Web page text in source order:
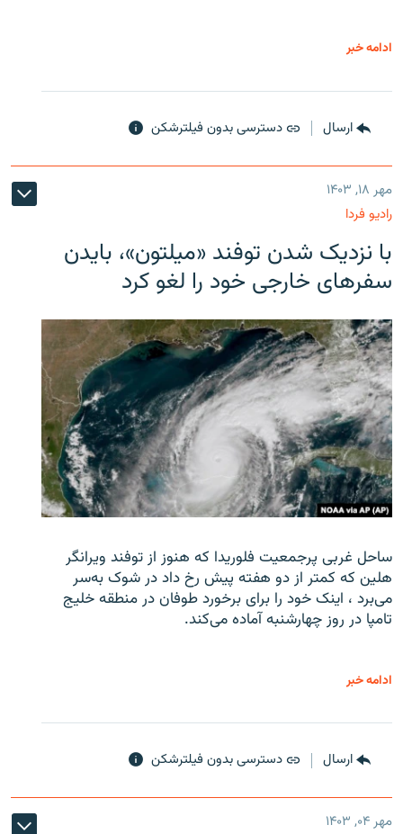
ادامه خبر
ارسال دسترسی بدون فیلترشکن
مهر ۱۸, ۱۴۰۳
رادیو فردا
با نزدیک شدن توفند «میلتون»، بایدن
سفرهای خارجی خود را لغو کرد
ساحل غربی پرجمعیت فلوریدا که هنوز از توفند ویرانگر
هلین که کمتر از دو هفته پیش رخ داد در شوک به‌سر
می‌برد ، اینک خود را برای برخورد طوفان در منطقه خلیج
تامپا در روز چهارشنبه آماده می‌کند.
ادامه خبر
ارسال دسترسی بدون فیلترشکن
مهر ۰۴, ۱۴۰۳